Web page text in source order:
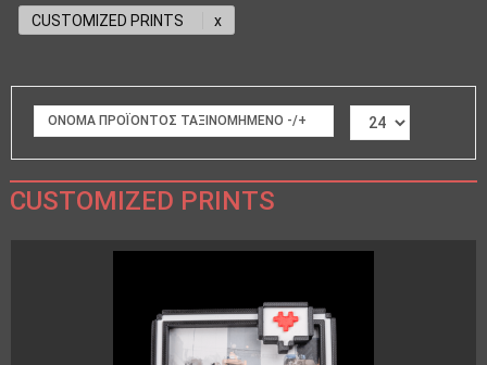
CUSTOMIZED PRINTS
ΟΝΟΜΑ ΠΡΟΪΌΝΤΟΣ ΤΑΞΙΝΟΜΗΜΈΝΟ -/+
CUSTOMIZED PRINTS